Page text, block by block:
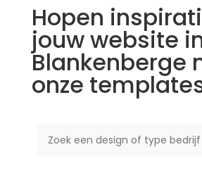
Hopen
jouw website
Blankenberge
onze